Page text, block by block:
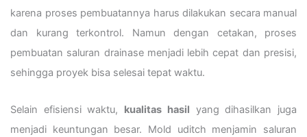
karena proses pembuatannya harus dilakukan secara manual
dan kurang terkontrol. Namun dengan cetakan, proses
pembuatan saluran drainase menjadi lebih cepat dan presisi,
sehingga proyek bisa selesai tepat waktu.
Selain efisiensi waktu, kualitas hasil yang dihasilkan juga
menjadi keuntungan besar. Mold uditch menjamin saluran